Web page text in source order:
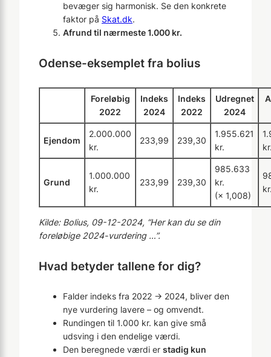
bevæger sig harmonisk. Se den konkrete
faktor på Skat.dk.
Afrund til nærmeste 1.000 kr.
Odense-eksemplet fra bolius
Foreløbig
2022
Indeks
2024
Indeks
2022
Udregnet
2024
Ejendom
2.000.000
kr.
233,99 239,30
1.955.621
kr.
Grund
1.000.000
kr.
233,99 239,30
985.633
kr.
(× 1,008)
Kilde: Bolius, 09-12-2024, “Her kan du se din
foreløbige 2024-vurdering …”.
Hvad betyder tallene for dig?
Falder indeks fra 2022 → 2024, bliver den
nye vurdering lavere – og omvendt.
Rundingen til 1.000 kr. kan give små
udsving i den endelige værdi.
Den beregnede værdi er stadig kun